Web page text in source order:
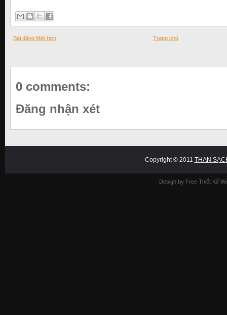
Bài đăng Mới hơn Trang chủ
0 comments:
Đăng nhận xét
Copyright © 2011 THAN
Design by Free Thiết Kế